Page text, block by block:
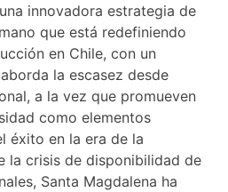
innovadora estrategia de
que está redefiniendo
en Chile, con un
la escasez desde
a la vez que promueven
como elementos
éxito en la era de la
la crisis de disponibilidad de
Santa Magdalena ha